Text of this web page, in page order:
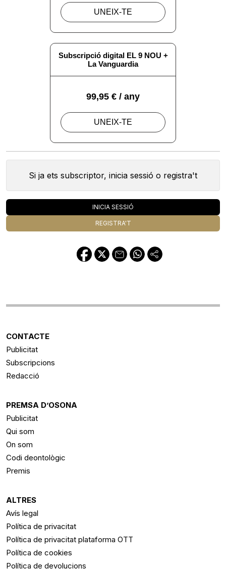
Si ja ets subscriptor, inicia sessió o registra't
INICIA SESSIÓ
REGISTRA'T
CONTACTE
Publicitat
Subscripcions
Redacció
PREMSA D’OSONA
Publicitat
Qui som
On som
Codi deontològic
Premis
ALTRES
Avís legal
Política de privacitat
Política de privacitat plataforma OTT
Política de cookies
Política de devolucions